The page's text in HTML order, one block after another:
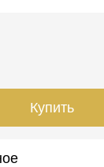
Купить